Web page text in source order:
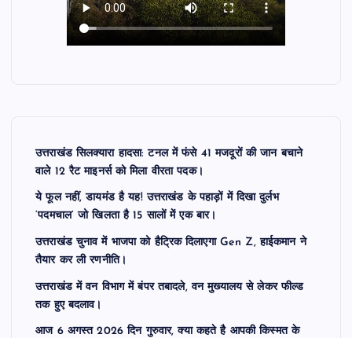
उत्तराखंड सिलक्यारा हादसा: टनल में फंसे 41 मजदूरों की जान बचाने
वाले 12 रैट माइनर्स को मिला वीरता पदक।
ये फूल नहीं, डायमंड है यह! उत्तराखंड के पहाड़ों में दिखा दुर्लभ
‘पदमचाल’ जो खिलता है 15 सालों में एक बार।
उत्तराखंड चुनाव में भाजपा को हैट्रिक दिलाएगा Gen Z, हाईकमान ने
तैयार कर ली रणनीति।
उत्तराखंड में वन विभाग में बंपर तबादले, वन मुख्यालय से लेकर फील्ड
तक हुए बदलाव।
आज 6 अगस्त 2026 दिन गुरुवार, क्या कहते है आपकी किस्मत के